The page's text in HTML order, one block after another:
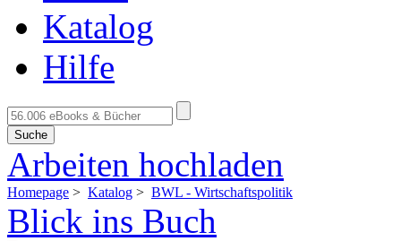
Katalog
Hilfe
Suche
Arbeiten hochladen
Homepage > Katalog > BWL - Wirtschaftspolitik
Blick ins Buch